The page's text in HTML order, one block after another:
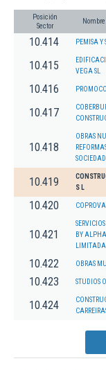
Posición
Sector
10.414 PEMISA Y
10.415
VEGA SL
10.416
10.417
10.418
OBRAS
10.419
S L
10.420
10.421
BY
LIMITADA.
10.422 OBRAS
10.423 STUDIOS
10.424
CARREIRAS